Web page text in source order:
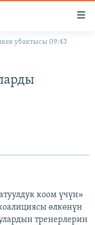
убактысы 09:43
коом үчүн»
өлкөнүн
тренерлерин